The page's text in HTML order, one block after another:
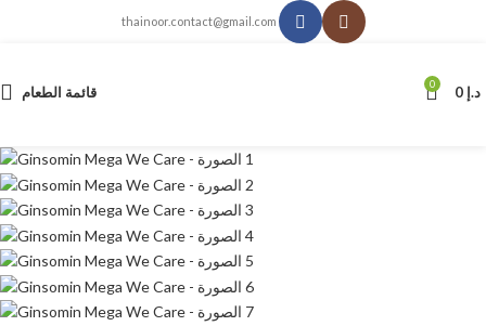
thainoor.contact@gmail.com
قائمة الطعام 0 د.إ